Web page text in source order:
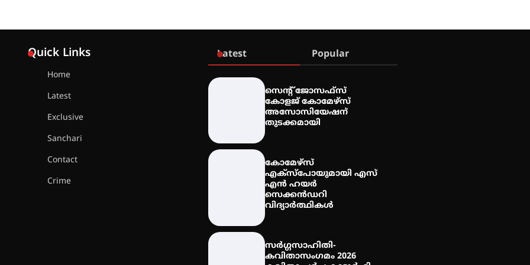
Quick Links
Home
Latest
Exclusive
Sanchari
Contact
Crime
Latest Popular
സെന്റ് ജോസഫ്സ്
കോളജ് കോമേഴ്‌സ്
അസോസിയേഷന്
തുടക്കമായി
കോമേഴ്സ്
എക്സ്പോയുമായി എസ്
എൻ ഹയർ
സെക്കൻഡറി
വിദ്യാർത്ഥികൾ
സർഗ്ഗസാഹിതി-
കവിതാസംഗമം 2026